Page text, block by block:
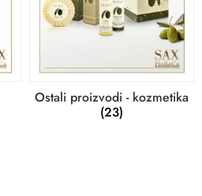
Ostali proizvodi - kozmetika
(23)